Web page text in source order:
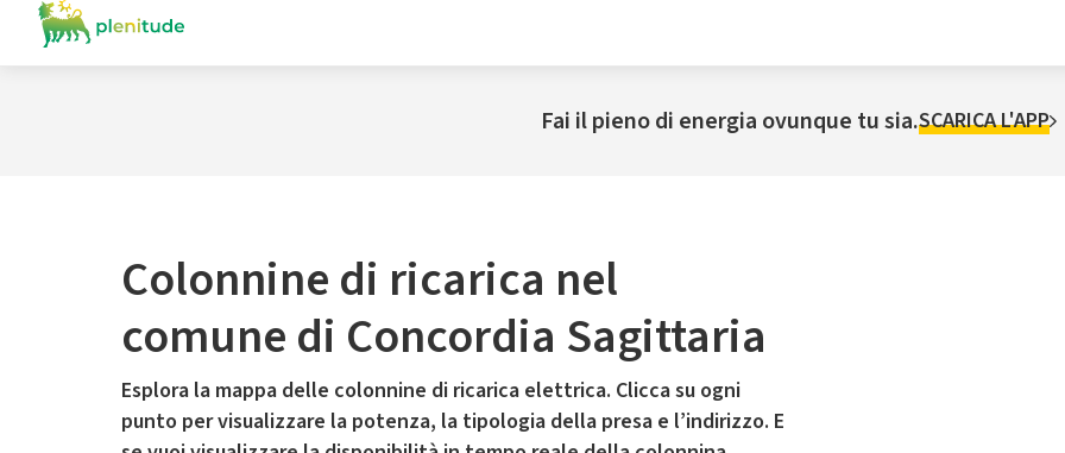
Fai il pieno di energia ovunque tu sia.SCARICA L'APP
Colonnine di ricarica nel
comune di Concordia Sagittaria
Esplora la mappa delle colonnine di ricarica elettrica. Clicca su ogni
punto per visualizzare la potenza, la tipologia della presa e l’indirizzo. E